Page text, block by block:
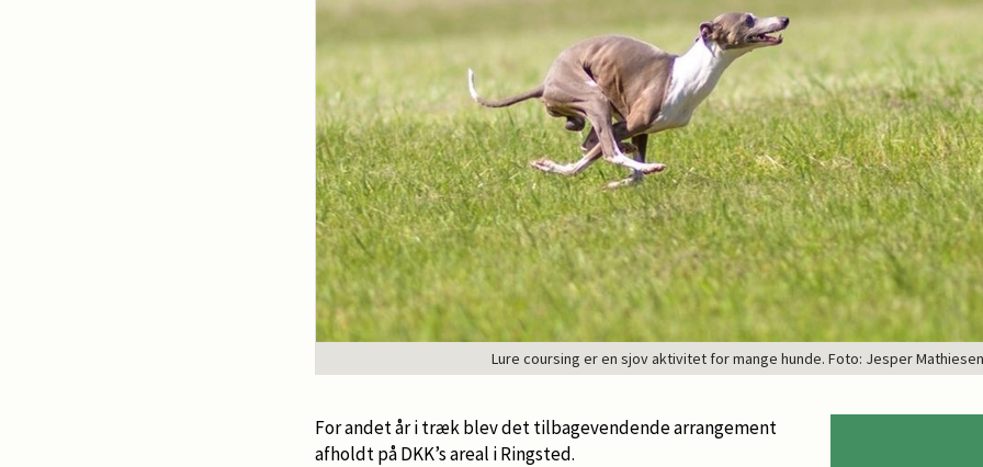
Lure coursing er en sjov aktivitet for mange hunde. Foto: Jesper Mathiesen
For andet år i træk blev det tilbagevendende arrangement
afholdt på DKK’s areal i Ringsted.